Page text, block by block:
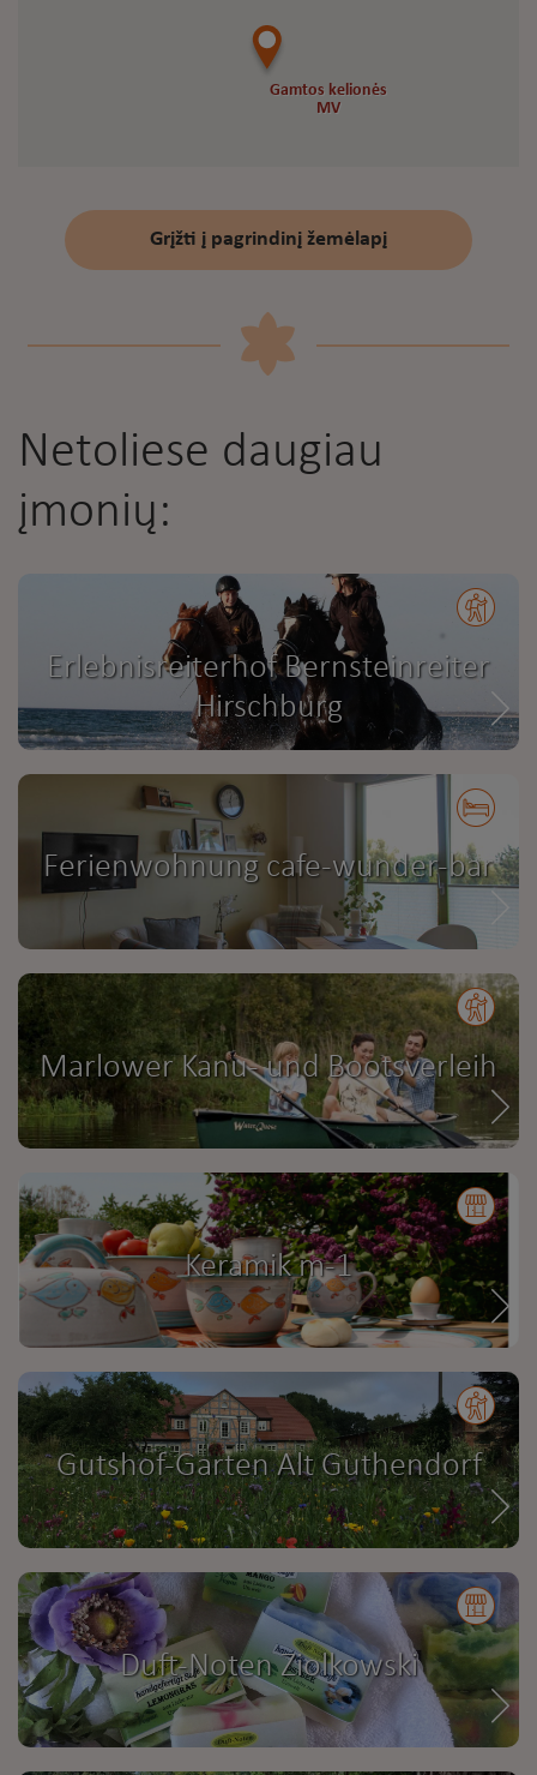
Gamtos kelionės
MV
Gamtos kelionės
MV
Grįžti į pagrindinį žemėlapį
Netoliese daugiau
įmonių:
Erlebnisreiterhof Bernsteinreiter
Hirschburg
Ferienwohnung cafe-wunder-bar
Marlower Kanu- und Bootsverleih
Keramik m-1
Gutshof-Garten Alt Guthendorf
Duft-Noten Ziolkowski